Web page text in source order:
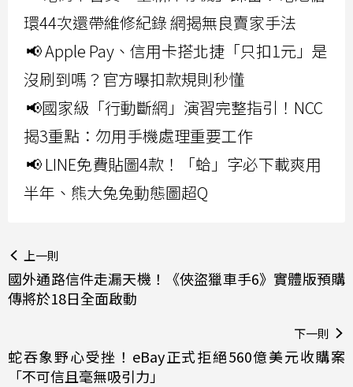
環44次還帶維修紀錄 網揭無良賣家手法
📢 Apple Pay、信用卡搭北捷「只扣1元」是
沒刷到嗎？官方曝扣款規則秒懂
📢國家級「行動斷網」演習完整指引！NCC
揭3重點：勿用手機處理重要工作
📢 LINE免費貼圖4款！「蛤」字必下載爽用
半年、熊大兔兔動態圖超Q
上一則
國外通路信件走漏天機！《俠盜獵車手6》實體版預購
傳將於18日全面啟動
下一則
蛇吞象野心受挫！eBay正式拒絕560億美元收購案
「不可信且毫無吸引力」